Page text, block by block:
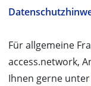
Für allgemeine
access.network,
Ihnen gerne unter